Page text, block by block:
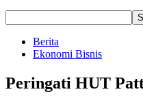
Berita
Ekonomi Bisnis
Peringati HUT